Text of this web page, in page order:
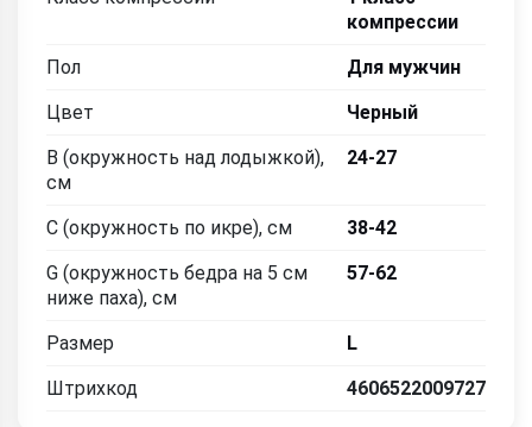
компрессии
Пол
Для мужчин
Цвет
Черный
B (окружность над лодыжкой),
см
24-27
C (окружность по икре), см
38-42
G (окружность бедра на 5 см
ниже паха), см
57-62
Размер
L
Штрихкод
4606522009727